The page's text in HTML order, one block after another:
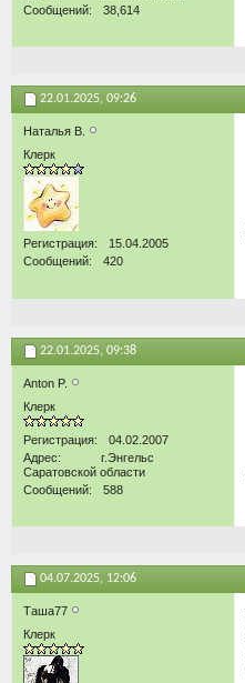
Сообщений
38,614
22.01.2025, 09:26
Наталья В.
Клерк
Регистрация
15.04.2005
Сообщений
420
22.01.2025, 09:38
Anton P.
Клерк
Регистрация
04.02.2007
Адрес
г.Энгельс
Саратовской области
Сообщений
588
04.07.2025, 12:06
Таша77
Клерк